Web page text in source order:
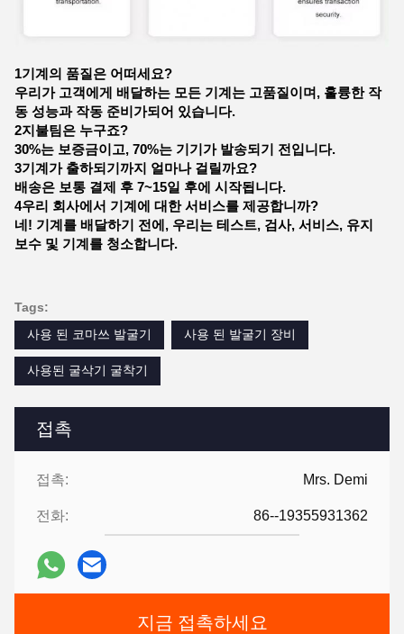
접촉
접촉: Mrs. Demi
전화: 86--19355931362
지금 접촉하세요
1기계의 품질은 어떠세요?
우리가 고객에게 배달하는 모든 기계는 고품질이며, 훌륭한 작
동 성능과 작동 준비가되어 있습니다.
2지불팀은 누구죠?
30%는 보증금이고, 70%는 기기가 발송되기 전입니다.
3기계가 출하되기까지 얼마나 걸릴까요?
배송은 보통 결제 후 7~15일 후에 시작됩니다.
4우리 회사에서 기계에 대한 서비스를 제공합니까?
네! 기계를 배달하기 전에, 우리는 테스트, 검사, 서비스, 유지
보수 및 기계를 청소합니다.
Tags:
사용 된 코마쓰 발굴기
사용 된 발굴기 장비
사용된 굴삭기 굴착기